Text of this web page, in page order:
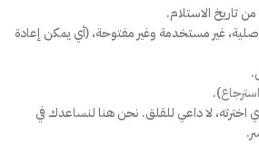
غير مستخدمة وغير مفتوحة، (أي يمكن إعادة
).
اخترته، لا داعي للقلق. نحن هنا لنساعدك في